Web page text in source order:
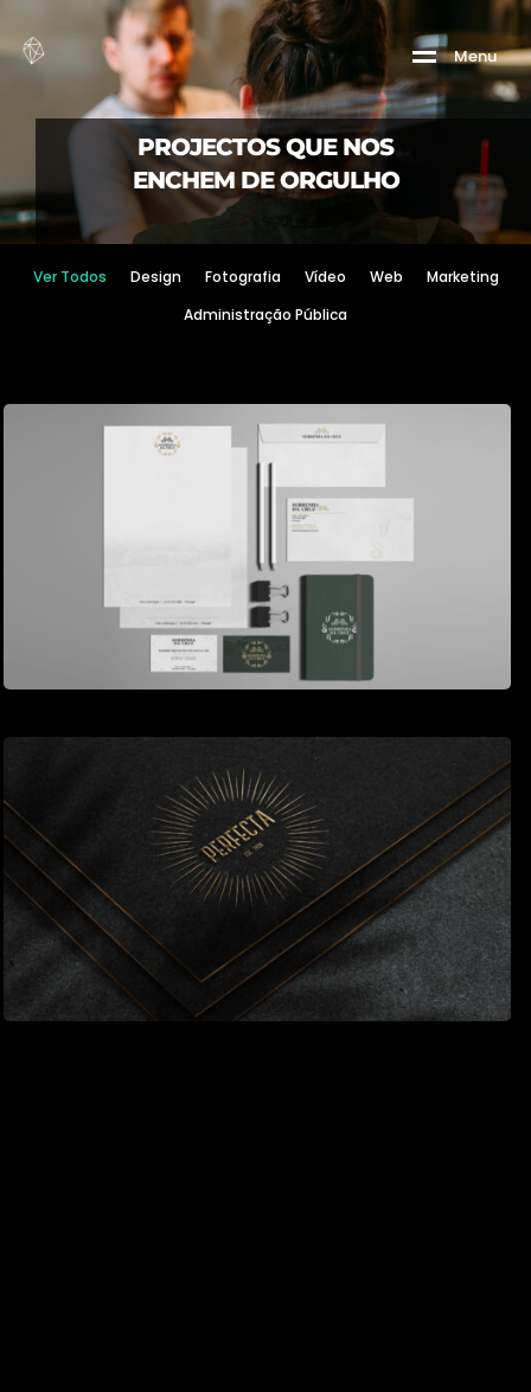
Menu
PROJECTOS QUE NOS
ENCHEM DE ORGULHO
Ver Todos Design Fotografia Vídeo Web
Marketing
Administração Pública